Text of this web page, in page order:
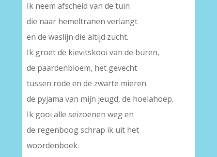
Ik neem afscheid van de tuin
die naar hemeltranen verlangt
en de waslijn die altijd zucht.
Ik groet de kievitskooi van de buren,
de paardenbloem, het gevecht
tussen rode en de zwarte mieren
de pyjama van mijn jeugd, de hoelahoep.
Ik gooi alle seizoenen weg en
de regenboog schrap ik uit het
woordenboek.